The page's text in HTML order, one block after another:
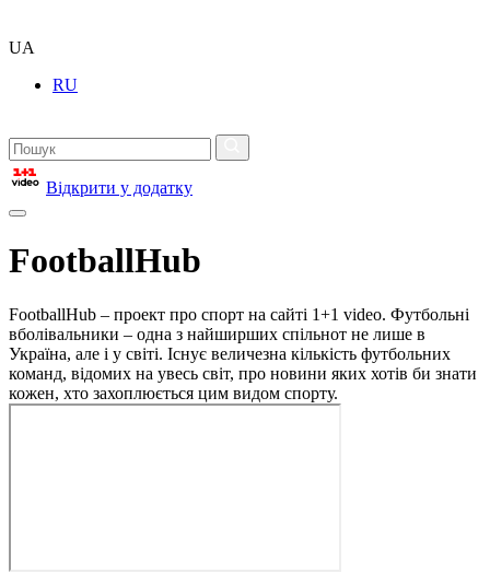
UA
RU
Відкрити у додатку
FootballHub
FootballHub – проект про спорт на сайті 1+1 video. Футбольні
вболівальники – одна з найширших спільнот не лише в
Україна, але і у світі. Існує величезна кількість футбольних
команд, відомих на увесь світ, про новини яких хотів би знати
кожен, хто захоплюється цим видом спорту.